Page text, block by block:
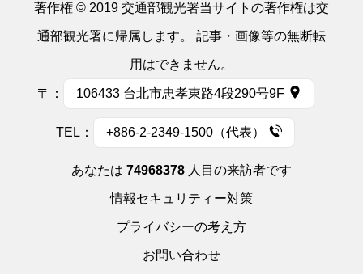
著作権 © 2019 交通部観光署当サイトの著作権は交
通部観光署に帰属します。 記事・画像等の無断転
用はできません。
〒： 106433 台北市忠孝東路4段290号9F
TEL： +886-2-2349-1500（代表）
あなたは 74968378 人目の来訪者です
情報セキュリティー対策
プライバシーの考え方
お問い合わせ